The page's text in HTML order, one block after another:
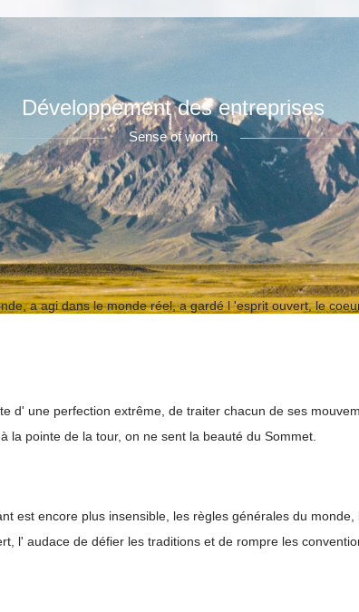
Développement des entreprises
Sense of worth
a agi dans le monde réel, a gardé l 'esprit ouvert, le
d' une perfection extrême, de traiter chacun de ses
la pointe de la tour, on ne sent la beauté du Sommet.
est encore plus insensible, les règles générales du
l' audace de défier les traditions et de rompre les